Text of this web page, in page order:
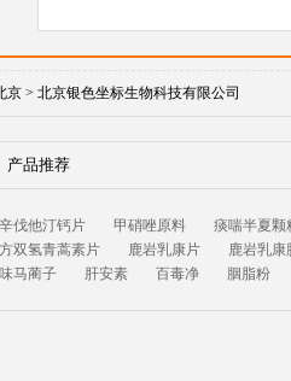
京 > 北京银色坐标生物科技有限公司
产品推荐
辛伐他汀钙片 甲硝唑原料
痰喘半夏颗
双氢青蒿素片 鹿岩乳康片
鹿岩乳康
马蔺子 肝安素 百毒净 胭脂粉